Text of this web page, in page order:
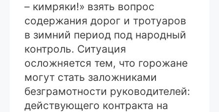
– кимряки!» взять вопрос
содержания дорог и тротуаров
в зимний период под народный
контроль. Ситуация
осложняется тем, что горожане
могут стать заложниками
безграмотности руководителей:
действующего контракта на